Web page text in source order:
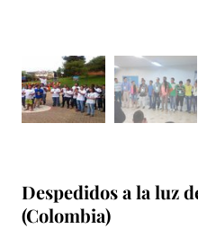
Despedidos a la luz
(Colombia)